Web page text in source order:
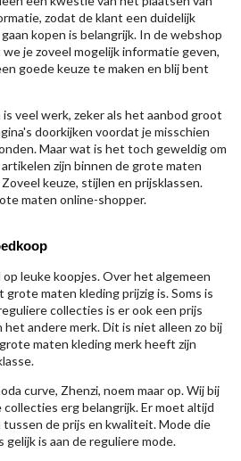
zodat de klant een duidelijk
kopen is belangrijk. In de webshop
je zoveel mogelijk informatie geven,
goede keuze te maken en blij bent
veel werk, zeker als het aanbod groot
doorkijken voordat je misschien
Maar wat is het toch geweldig om
zijn binnen de grote maten
keuze, stijlen en prijsklassen.
maten online-shopper.
leuke koopjes. Over het algemeen
maten kleding prijzig is. Soms is
collecties is er ook een prijs
andere merk. Dit is niet alleen zo bij
maten kleding merk heeft zijn
curve, Zhenzi, noem maar op. Wij bij
erg belangrijk. Er moet altijd
de prijs en kwaliteit. Mode die
is aan de reguliere mode.